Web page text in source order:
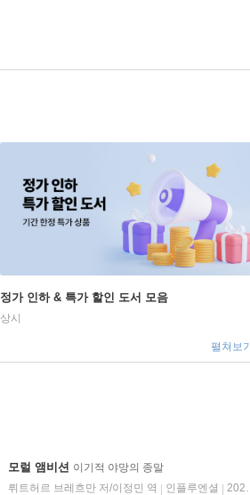
정가 인하 & 특가 할인 도서 모음
상시
펼쳐보기
모럴 앰비션 이기적 야망의 종말
뤼트허르 브레흐만 저/이정민 역
인플루엔셜
2026년 06월 11일